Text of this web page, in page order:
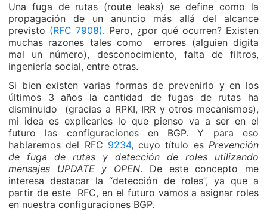
Una fuga de rutas (route leaks) se define como la
propagación de un anuncio más allá del alcance
previsto (RFC 7908). Pero, ¿por qué ocurren? Existen
muchas razones tales como errores (alguien digita
mal un número), desconocimiento, falta de filtros,
ingeniería social, entre otras.
Si bien existen varias formas de prevenirlo y en los
últimos 3 años la cantidad de fugas de rutas ha
disminuido (gracias a RPKI, IRR y otros mecanismos),
mi idea es explicarles lo que pienso va a ser en el
futuro las configuraciones en BGP. Y para eso
hablaremos del RFC 9234, cuyo título esPrevención
de fuga de rutas y detección de roles utilizando
mensajes UPDATE y OPEN. De este concepto me
interesa destacar la “detección de roles”, ya que a
partir de este RFC, en el futuro vamos a asignar roles
en nuestra configuraciones BGP.